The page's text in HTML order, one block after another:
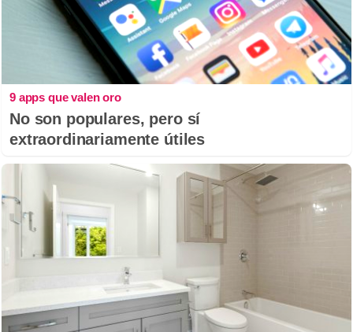
9 apps que valen oro
No son populares, pero sí
extraordinariamente útiles